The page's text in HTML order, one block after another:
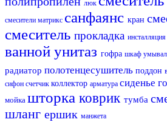
люк
смесители матрикс санфаянс кран
смеситель прокладка инсталляция
ванной унитаз гофра шкаф
радиатор полотенцесушитель поддон
сифон счетчик коллектор арматура сиденье
мойка шторка коврик тумба
шланг ершик манжета